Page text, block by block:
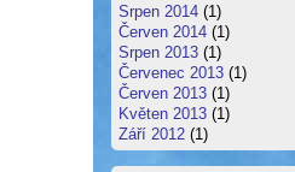
Srpen 2014 (1)
Červen 2014 (1)
Srpen 2013 (1)
Červenec 2013 (1)
Červen 2013 (1)
Květen 2013 (1)
Září 2012 (1)